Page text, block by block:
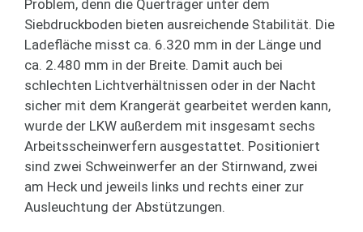
Problem, denn die Querträger unter dem
Siebdruckboden bieten ausreichende Stabilität. Die
Ladefläche misst ca. 6.320 mm in der Länge und
ca. 2.480 mm in der Breite. Damit auch bei
schlechten Lichtverhältnissen oder in der Nacht
sicher mit dem Krangerät gearbeitet werden kann,
wurde der LKW außerdem mit insgesamt sechs
Arbeitsscheinwerfern ausgestattet. Positioniert
sind zwei Schweinwerfer an der Stirnwand, zwei
am Heck und jeweils links und rechts einer zur
Ausleuchtung der Abstützungen.